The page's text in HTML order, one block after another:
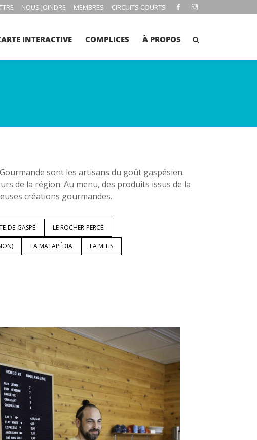
NOUS JOINDRE MEMBRES CIRCUITS COURTS
INTERACTIVE COMPLICES À PROPOS
sont les artisans du goût gaspésien.
de la région. Au menu, des produits issus de la
créations gourmandes.
DE-GASPÉ LE ROCHER-PERCÉ
LA MATAPÉDIA LA MITIS